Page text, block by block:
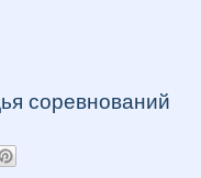
соревнований